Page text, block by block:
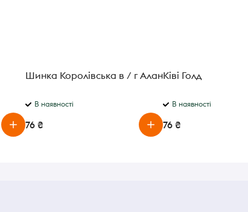
Шинка Королівська в / г Алан
В наявності
76 ₴
Ківі Голд
В наявності
76 ₴